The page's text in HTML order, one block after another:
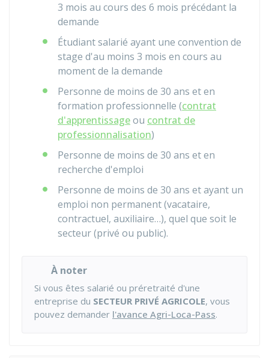
3 mois au cours des 6 mois précédant la
demande
Étudiant salarié ayant une convention de
stage d'au moins 3 mois en cours au
moment de la demande
Personne de moins de 30 ans et en
formation professionnelle (contrat
d'apprentissageou contrat de
professionnalisation)
Personne de moins de 30 ans et en
recherche d'emploi
Personne de moins de 30 ans et ayant un
emploi non permanent (vacataire,
contractuel, auxiliaire…), quel que soit le
secteur (privé ou public).
À noter
Si vous êtes salarié ou préretraité d'une
entreprise du SECTEUR PRIVÉ AGRICOLE, vous
pouvez demander l'avance Agri-Loca-Pass.